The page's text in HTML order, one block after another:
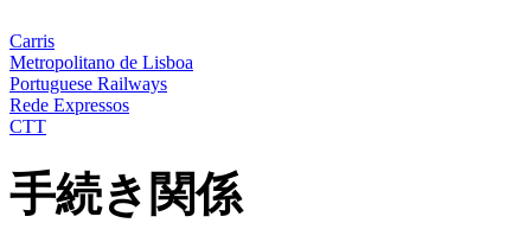
Carris
Metropolitano de Lisboa
Portuguese Railways
Rede Expressos
CTT
手続き関係